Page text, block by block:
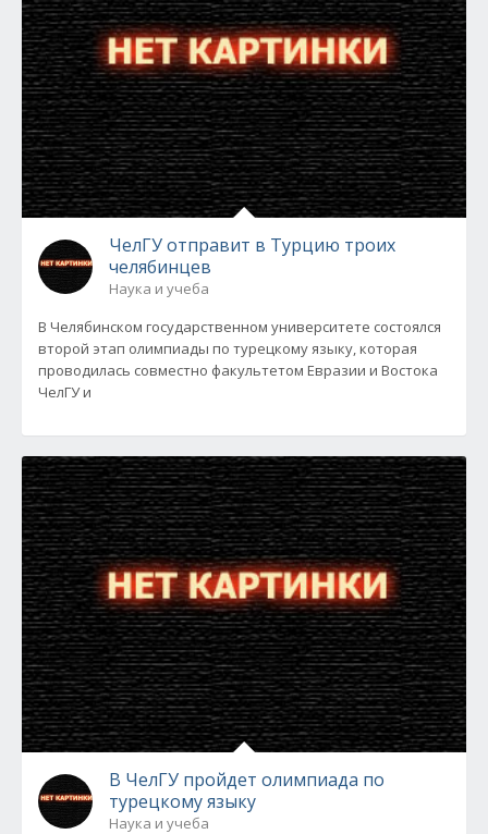
ЧелГУ отправит в Турцию троих
челябинцев
Наука и учеба
В Челябинском государственном университете состоялся
второй этап олимпиады по турецкому языку, которая
проводилась совместно факультетом Евразии и Востока
ЧелГУ и
В ЧелГУ пройдет олимпиада по
турецкому языку
Наука и учеба